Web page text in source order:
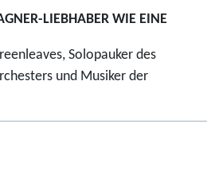
LIEBHABER WIE EINE
Solopauker des
und Musiker der